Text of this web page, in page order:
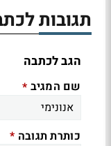
תגובות
הגב לכתבה
שם המגיב *
כותרת תגובה *